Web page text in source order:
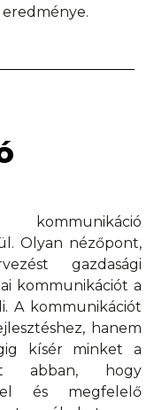
kommunikáció
Olyan nézőpont,
gazdasági
kommunikációt a
A kommunikációt
hanem
kísér minket a
abban, hogy
és megfelelő